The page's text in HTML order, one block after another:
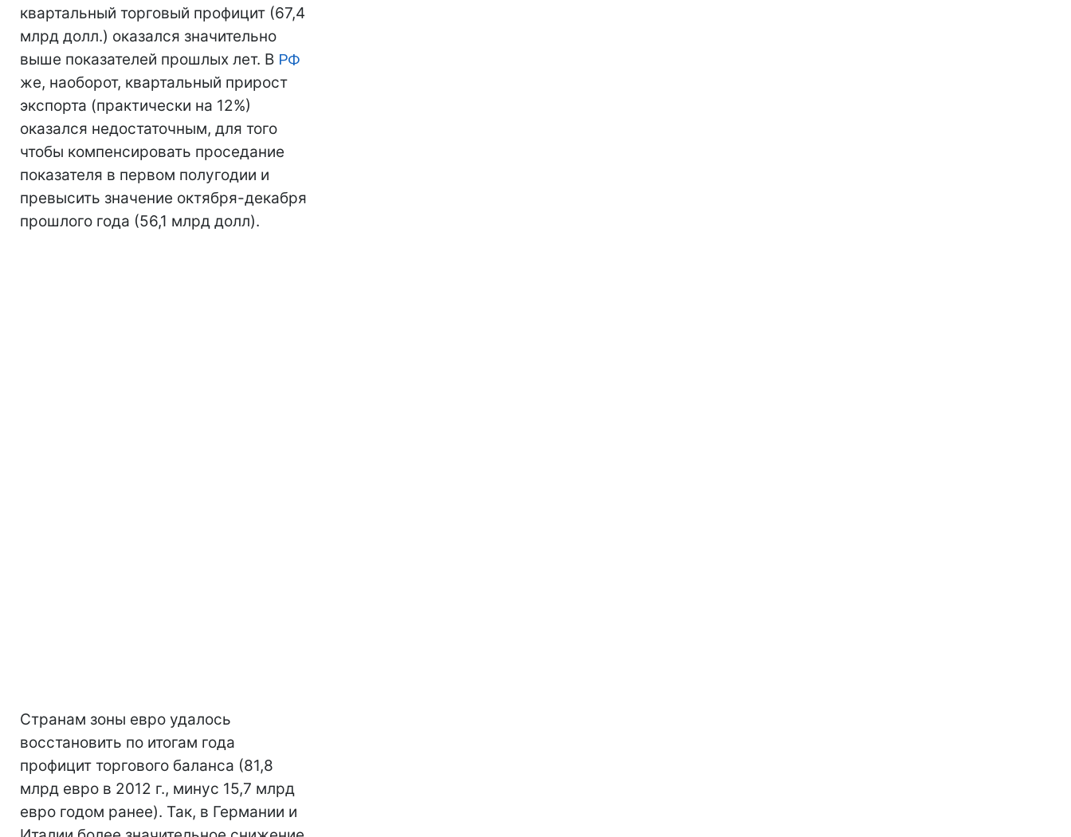
квартальный торговый профицит (67,4
млрд долл.) оказался значительно
выше показателей прошлых лет. В РФ
же, наоборот, квартальный прирост
экспорта (практически на 12%)
оказался недостаточным, для того
чтобы компенсировать проседание
показателя в первом полугодии и
превысить значение октября-декабря
прошлого года (56,1 млрд долл).
Странам зоны евро удалось
восстановить по итогам года
профицит торгового баланса (81,8
млрд евро в 2012 г., минус 15,7 млрд
евро годом ранее). Так, в Германии и